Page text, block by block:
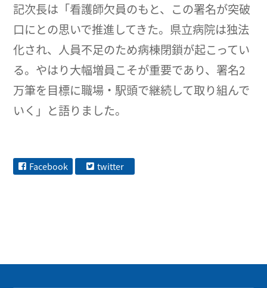
記次長は「看護師欠員のもと、この署名が突破
口にとの思いで推進してきた。県立病院は独法
化され、人員不足のため病棟閉鎖が起こってい
る。やはり大幅増員こそが重要であり、署名2
万筆を目標に職場・駅頭で継続して取り組んで
いく」と語りました。
Facebook twitter